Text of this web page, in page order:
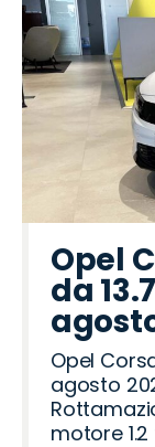
Opel
da
Opel
agosto
motore